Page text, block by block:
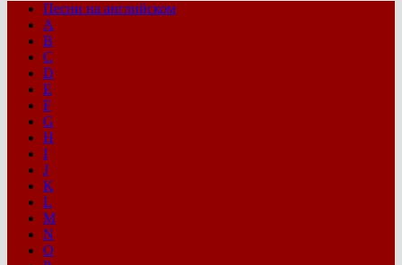
Песни на английском
A
B
C
D
E
F
G
H
I
J
K
L
M
N
O